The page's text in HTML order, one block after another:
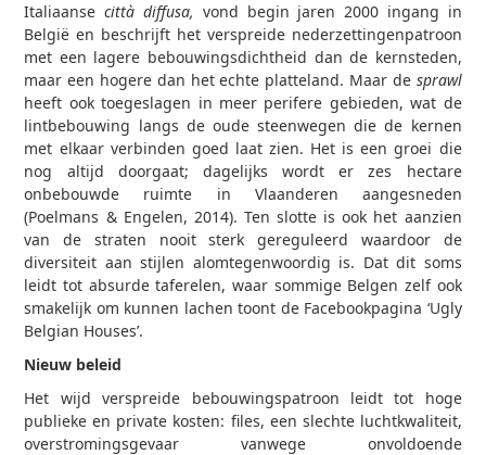
Italiaansecittà diffusa, vond begin jaren 2000 ingang in
België en beschrijft het verspreide nederzettingenpatroon
met een lagere bebouwingsdichtheid dan de kernsteden,
maar een hogere dan het echte platteland. Maar de sprawl
heeft ook toegeslagen in meer perifere gebieden, wat de
lintbebouwing langs de oude steenwegen die de kernen
met elkaar verbinden goed laat zien. Het is een groei die
nog altijd doorgaat; dagelijks wordt er zes hectare
onbebouwde ruimte in Vlaanderen aangesneden
(Poelmans & Engelen, 2014). Ten slotte is ook het aanzien
van de straten nooit sterk gereguleerd waardoor de
diversiteit aan stijlen alomtegenwoordig is. Dat dit soms
leidt tot absurde taferelen, waar sommige Belgen zelf ook
smakelijk om kunnen lachen toont de Facebookpagina ‘Ugly
Belgian Houses’.
Nieuw beleid
Het wijd verspreide bebouwingspatroon leidt tot hoge
publieke en private kosten: files, een slechte luchtkwaliteit,
overstromingsgevaar vanwege onvoldoende